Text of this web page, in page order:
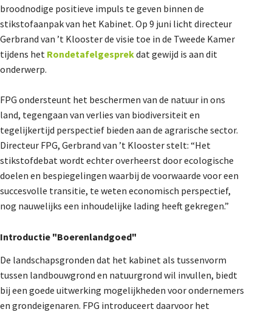
broodnodige positieve impuls te geven binnen de
stikstofaanpak van het Kabinet. Op 9 juni licht directeur
Gerbrand van ’t Klooster de visie toe in de Tweede Kamer
tijdens het Rondetafelgesprekdat gewijd is aan dit
onderwerp.
FPG ondersteunt het beschermen van de natuur in ons
land, tegengaan van verlies van biodiversiteit en
tegelijkertijd perspectief bieden aan de agrarische sector.
Directeur FPG, Gerbrand van ’t Klooster stelt: “Het
stikstofdebat wordt echter overheerst door ecologische
doelen en bespiegelingen waarbij de voorwaarde voor een
succesvolle transitie, te weten economisch perspectief,
nog nauwelijks een inhoudelijke lading heeft gekregen.”
Introductie "Boerenlandgoed"
De landschapsgronden dat het kabinet als tussenvorm
tussen landbouwgrond en natuurgrond wil invullen, biedt
bij een goede uitwerking mogelijkheden voor ondernemers
en grondeigenaren. FPG introduceert daarvoor het
De Landeigenaar